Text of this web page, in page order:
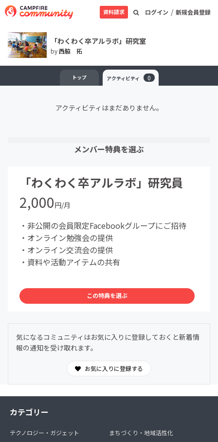
ログイン / 新規会員登録
資料請求
「わくわく卒アルラボ」研究室
by西脇 拓
トップ アクティビティ 0
アクティビティはまだありません。
メンバー特典を選ぶ
「わくわく卒アルラボ」研究員
2,000円/月
・非公開の会員限定Facebookグループにご招待
・オンライン勉強会の提供
・オンライン交流会の提供
・資料や活動アイテムの共有
この特典を選ぶ
気になるコミュニティはお気に入りに登録しておくと新着情
報の通知を受け取れます。
お気に入りに登録する
カテゴリー
テクノロジー・ガジェット
まちづくり・地域活性化